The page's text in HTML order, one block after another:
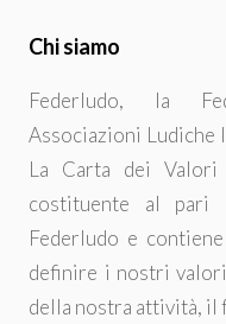
Chi siamo
Federludo, la
Associazioni Ludiche
La Carta dei Valori
costituente al
Federludo e
definire i nostri
della nostra attività, il